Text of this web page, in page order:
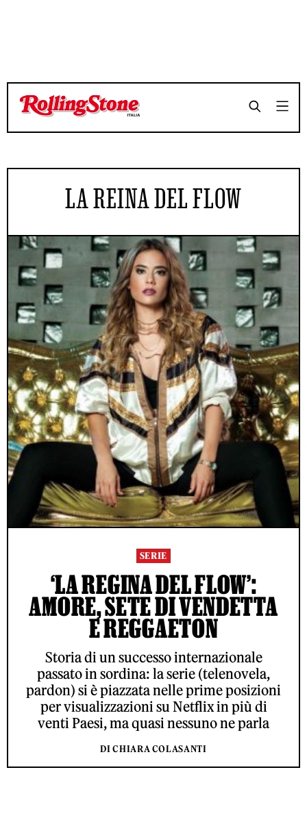
LA REINA DEL FLOW
SERIE
‘LA REGINA DEL FLOW’:
AMORE, SETE DI VENDETTA
E REGGAETON
Storia di un successo internazionale
passato in sordina: la serie (telenovela,
pardon) si è piazzata nelle prime posizioni
per visualizzazioni su Netflix in più di
venti Paesi, ma quasi nessuno ne parla
DI CHIARA COLASANTI